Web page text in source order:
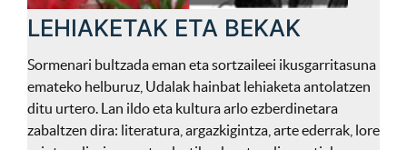
LEHIAKETAK ETA BEKAK
Sormenari bultzada eman eta sortzaileei ikusgarritasuna
emateko helburuz, Udalak hainbat lehiaketa antolatzen
ditu urtero. Lan ildo eta kultura arlo ezberdinetara
zabaltzen dira: literatura, argazkigintza, arte ederrak, lore